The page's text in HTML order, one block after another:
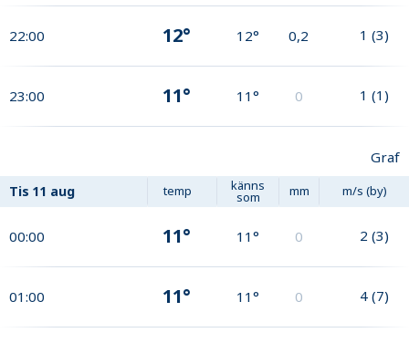
22:00 12° 12° 0,2 1 (3)
23:00 11° 11° 0 1 (1)
Graf
Tis 11 aug temp känns
som mm m/s (by)
00:00 11° 11° 0 2 (3)
01:00 11° 11° 0 4 (7)